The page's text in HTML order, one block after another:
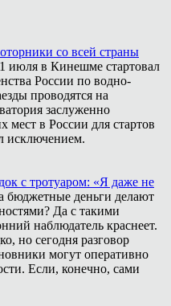
со всей страны
июля в Кинешме стартовал
России по водно-
проводятся на
заслуженно
мест в России для стартов
исключением.
с тротуаром: «Я даже не
бюджетные деньги делают
Да с такими
наблюдатель краснеет.
но сегодня разговор
могут оперативно
Если, конечно, сами